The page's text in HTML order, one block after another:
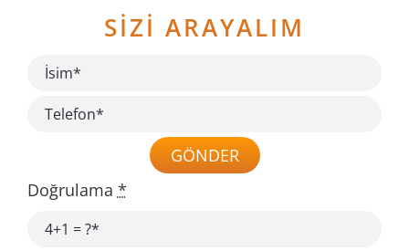
TOPTAN PROTEZ SAÇSİZİ ARAYALIM
GÖNDER
Doğrulama *